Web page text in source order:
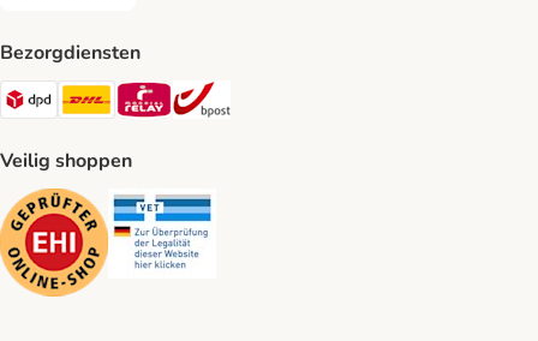
Bezorgdiensten
Dpd Shipping Method
DHL Shipping Method
Mondial Relay Shipping Method
Veilig shoppen
Security